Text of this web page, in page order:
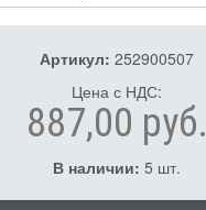
Артикул: 252900507
Цена с НДС:
887,00 руб.
В наличии: 5 шт.